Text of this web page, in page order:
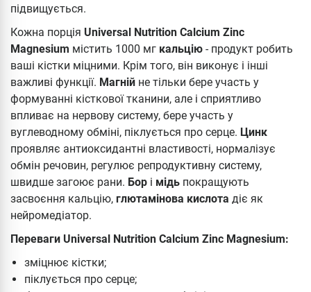
підвищується.
Кожна порція Universal Nutrition Calcium Zinc
Magnesium містить 1000 мг кальцію - продукт робить
ваші кістки міцними. Крім того, він виконує і інші
важливі функції. Магній не тільки бере участь у
формуванні кісткової тканини, але і сприятливо
впливає на нервову систему, бере участь у
вуглеводному обміні, піклується про серце. Цинк
проявляє антиоксидантні властивості, нормалізує
обмін речовин, регулює репродуктивну систему,
швидше загоює рани. Бор і мідь покращують
засвоєння кальцію, глютамінова кислота діє як
нейромедіатор.
Переваги Universal Nutrition Calcium Zinc Magnesium:
зміцнює кістки;
піклується про серце;